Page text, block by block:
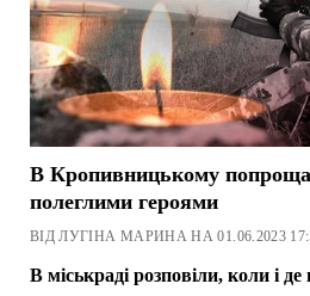
В Кропивницькому
полеглими героями
ВІД ЛУГІНА МАРИНА НА 01.06.2023
В міськраді розповіли, коли і